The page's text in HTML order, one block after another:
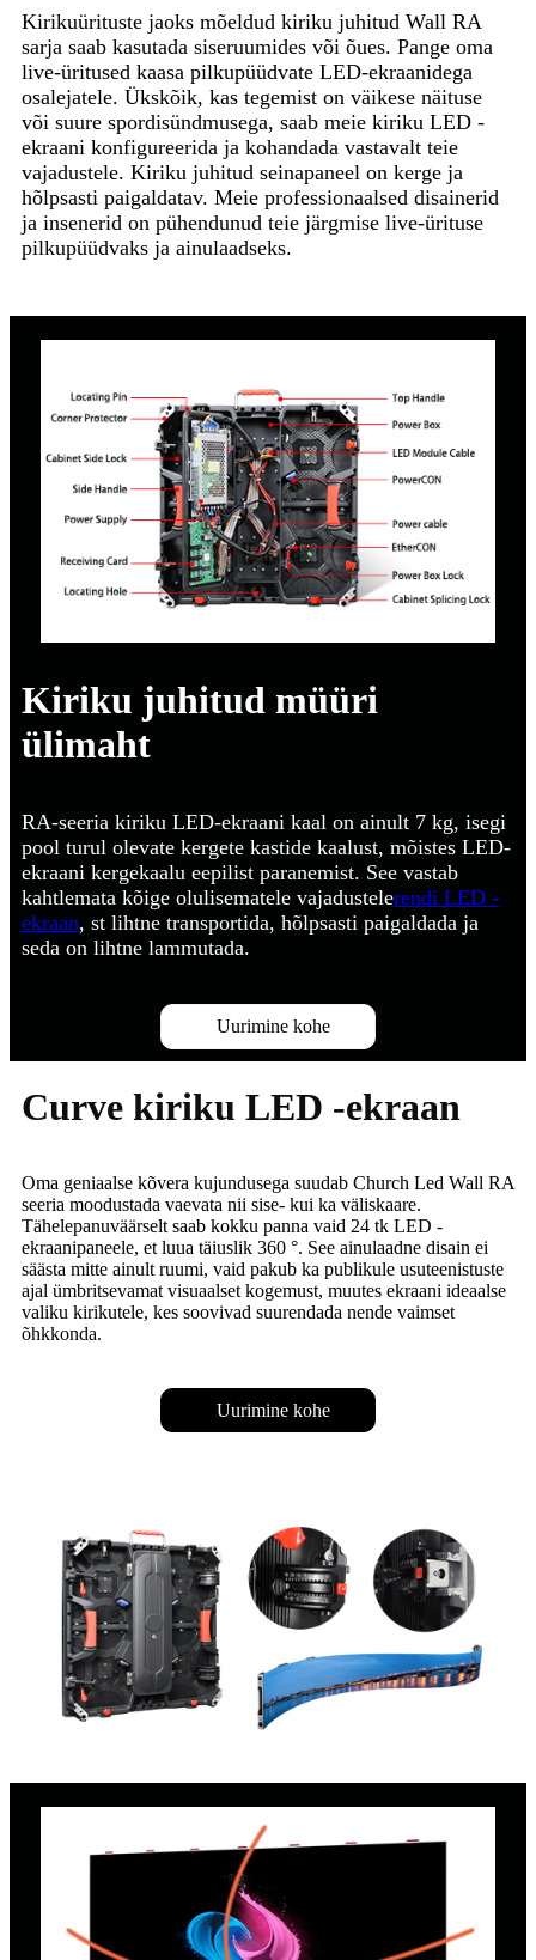
Kirikuürituste jaoks mõeldud kiriku juhitud Wall RA
sarja saab kasutada siseruumides või õues. Pange oma
live-üritused kaasa pilkupüüdvate LED-ekraanidega
osalejatele. Ükskõik, kas tegemist on väikese näituse
või suure spordisündmusega, saab meie kiriku LED -
ekraani konfigureerida ja kohandada vastavalt teie
vajadustele. Kiriku juhitud seinapaneel on kerge ja
hõlpsasti paigaldatav. Meie professionaalsed disainerid
ja insenerid on pühendunud teie järgmise live-ürituse
pilkupüüdvaks ja ainulaadseks.
Kiriku juhitud müüri
ülimaht
RA-seeria kiriku LED-ekraani kaal on ainult 7 kg, isegi
pool turul olevate kergete kastide kaalust, mõistes LED-
ekraani kergekaalu eepilist paranemist. See vastab
kahtlemata kõige olulisematele vajadustelerendi LED -
ekraan, st lihtne transportida, hõlpsasti paigaldada ja
seda on lihtne lammutada.
Uurimine kohe
Curve kiriku LED -ekraan
Oma geniaalse kõvera kujundusega suudab Church Led Wall RA
seeria moodustada vaevata nii sise- kui ka väliskaare.
Tähelepanuväärselt saab kokku panna vaid 24 tk LED -
ekraanipaneele, et luua täiuslik 360 °. See ainulaadne disain ei
säästa mitte ainult ruumi, vaid pakub ka publikule usuteenistuste
ajal ümbritsevamat visuaalset kogemust, muutes ekraani ideaalse
valiku kirikutele, kes soovivad suurendada nende vaimset
õhkkonda.
Uurimine kohe